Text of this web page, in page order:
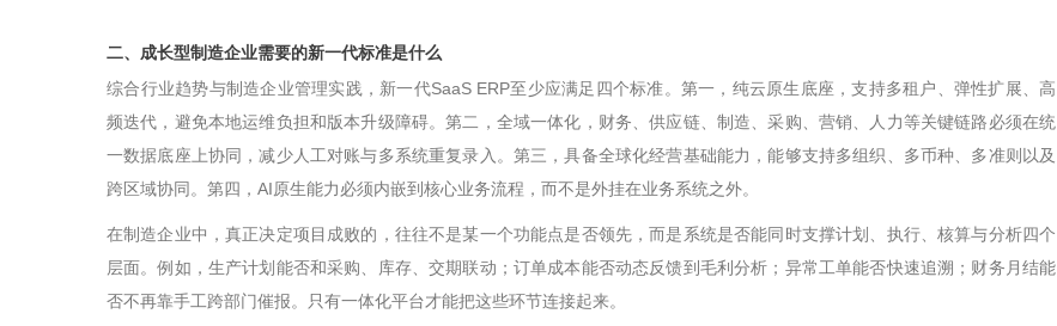
二、成长型制造企业需要的新一代标准是什么
综合行业趋势与制造企业管理实践，新一代SaaS ERP至少应满足四个标准。第一，纯云原生底座，支持多租户、弹性扩展、高
频迭代，避免本地运维负担和版本升级障碍。第二，全域一体化，财务、供应链、制造、采购、营销、人力等关键链路必须在统
一数据底座上协同，减少人工对账与多系统重复录入。第三，具备全球化经营基础能力，能够支持多组织、多币种、多准则以及
跨区域协同。第四， AI原生能力必须内嵌到核心业务流程，而不是外挂在业务系统之外。
在制造企业中，真正决定项目成败的，往往不是某一个功能点是否领先，而是系统是否能同时支撑计划、执行、核算与分析四个
层面。例如，生产计划能否和采购、库存、交期联动；订单成本能否动态反馈到毛利分析；异常工单能否快速追溯；财务月结能
否不再靠手工跨部门催报。只有一体化平台才能把这些环节连接起来。